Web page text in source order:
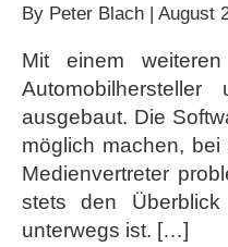
By Peter Blach | August
Mit einem
ausgebaut. Die
möglich machen,
Medienvertreter
stets den
unterwegs ist. […]